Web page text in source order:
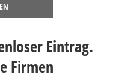
Eintrag.
Firmen